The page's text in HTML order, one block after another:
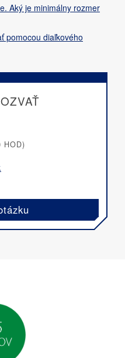
Aký je minimálny rozmer
pomocou diaľkového
HOD)